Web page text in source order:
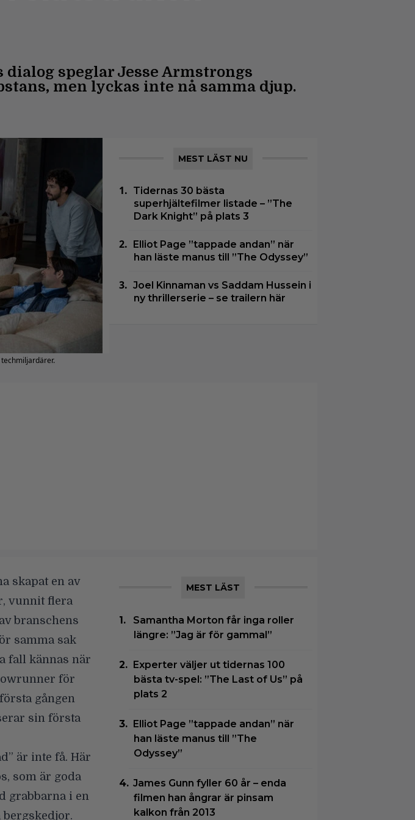
speglar Jesse Armstrongs
men lyckas inte nå samma djup.
techmiljardärer.
MEST LÄST NU
Tidernas 30 bästa
superhjältefilmer listade – ”The
Dark Knight” på plats 3
Elliot Page ”tappade andan” när
han läste manus till ”The Odyssey”
Joel Kinnaman vs Saddam Hussein i
ny thrillerserie – se trailern här
skapat en av
vunnit flera
branschens
samma sak
fall kännas när
för
gången
sin första
är inte få. Här
som är goda
grabbarna i en
bergskedjor.
MEST LÄST
Samantha Morton får inga roller
längre: ”Jag är för gammal”
Experter väljer ut tidernas 100
bästa tv-spel: ”The Last of Us” på
plats 2
Elliot Page ”tappade andan” när
han läste manus till ”The
Odyssey”
James Gunn fyller 60 år – enda
filmen han ångrar är pinsam
kalkon från 2013